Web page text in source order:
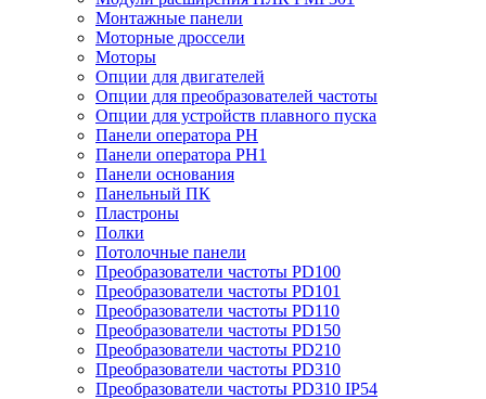
Монтажные панели
Моторные дроссели
Моторы
Опции для двигателей
Опции для преобразователей частоты
Опции для устройств плавного пуска
Панели оператора PH
Панели оператора PH1
Панели основания
Панельный ПК
Пластроны
Полки
Потолочные панели
Преобразователи частоты PD100
Преобразователи частоты PD101
Преобразователи частоты PD110
Преобразователи частоты PD150
Преобразователи частоты PD210
Преобразователи частоты PD310
Преобразователи частоты PD310 IP54